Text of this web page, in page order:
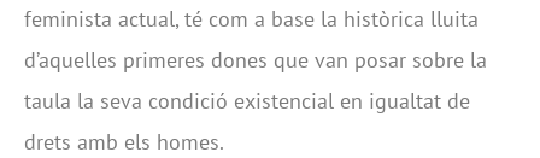
feminista actual, té com a base la històrica lluita
d’aquelles primeres dones que van posar sobre la
taula la seva condició existencial en igualtat de
drets amb els homes.